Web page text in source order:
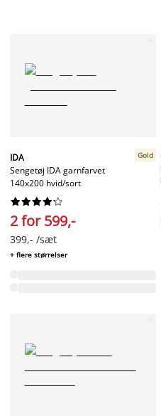
IDA
Sengetøj IDA garnfarvet
140x200 hvid/sort
Gold






2 for 599,-
399,- /sæt
+ flere størrelser